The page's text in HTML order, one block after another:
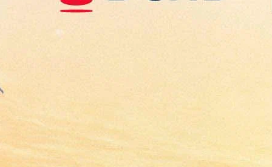
Афиша Plus